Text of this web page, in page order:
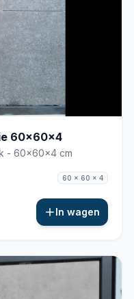
60x60x4
- 60x60x4 cm
60 x 60 x 4
In wagen